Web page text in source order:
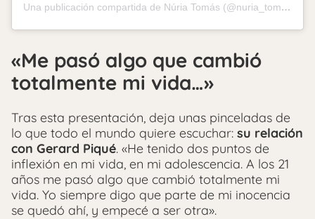
Una publicación compartida de Núria Tomás (@nuria_tomas)
«Me pasó algo que cambió
totalmente mi vida…»
Tras esta presentación, deja unas pinceladas de
lo que todo el mundo quiere escuchar: su relación
con Gerard Piqué. «He tenido dos puntos de
inflexión en mi vida, en mi adolescencia. A los 21
años me pasó algo que cambió totalmente mi
vida. Yo siempre digo que parte de mi inocencia
se quedó ahí, y empecé a ser otra».